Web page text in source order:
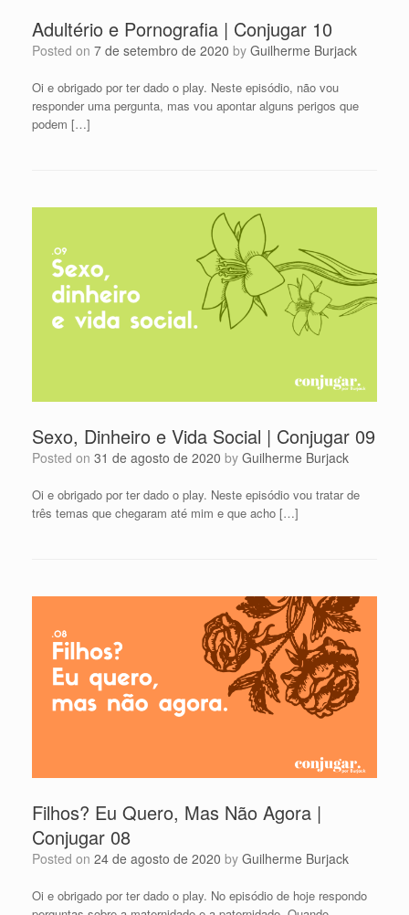
Adultério e Pornografia | Conjugar 10
Posted on 7 de setembro de 2020 by Guilherme Burjack
Oi e obrigado por ter dado o play. Neste episódio, não vou
responder uma pergunta, mas vou apontar alguns perigos que
podem […]
Sexo, Dinheiro e Vida Social | Conjugar 09
Posted on 31 de agosto de 2020 by Guilherme Burjack
Oi e obrigado por ter dado o play. Neste episódio vou tratar de
três temas que chegaram até mim e que acho […]
Filhos? Eu Quero, Mas Não Agora |
Conjugar 08
Posted on 24 de agosto de 2020 by Guilherme Burjack
Oi e obrigado por ter dado o play. No episódio de hoje respondo